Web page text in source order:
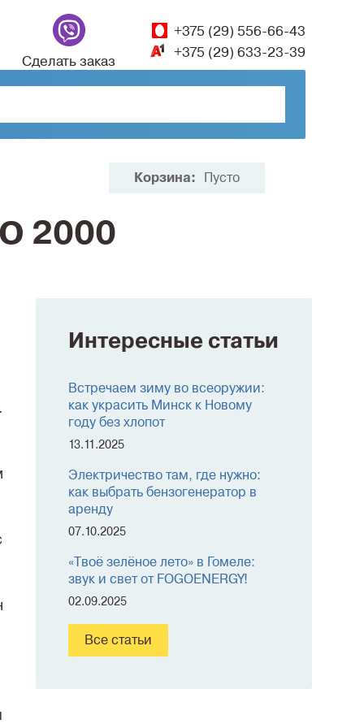
Сделать заказ
+375 (29) 556-66-43
+375 (29) 633-23-39
Корзина: Пусто
2000
Интересные статьи
Встречаем зиму во всеоружии:
как украсить Минск к Новому
году без хлопот
13.11.2025
Электричество там, где нужно:
как выбрать бензогенератор в
аренду
07.10.2025
«Твоё зелёное лето» в Гомеле:
звук и свет от FOGOENERGY!
02.09.2025
Все статьи